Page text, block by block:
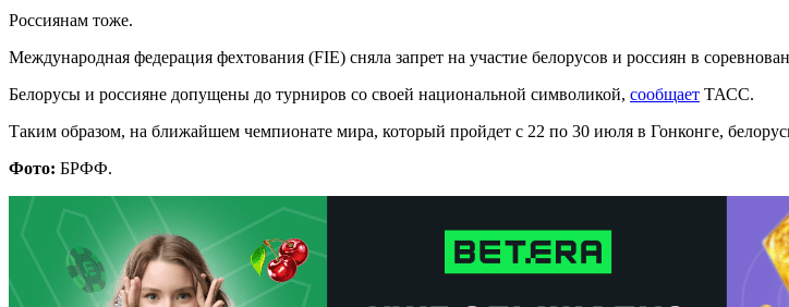
Россиянам тоже.
Международная федерация фехтования (FIE) сняла запрет на участие белорусов и россиян в
Белорусы и россияне допущены до турниров со своей национальной символикой, сообщает ТАСС.
Таким образом, на ближайшем чемпионате мира, который пройдет с 22 по 30 июля в Гонконге,
Фото: БРФФ.